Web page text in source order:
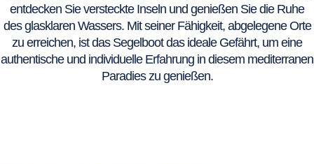
entdecken Sie versteckte Inseln und genießen Sie die Ruhe
des glasklaren Wassers. Mit seiner Fähigkeit, abgelegene Orte
zu erreichen, ist das Segelboot das ideale Gefährt, um eine
authentische und individuelle Erfahrung in diesem mediterranen
Paradies zu genießen.